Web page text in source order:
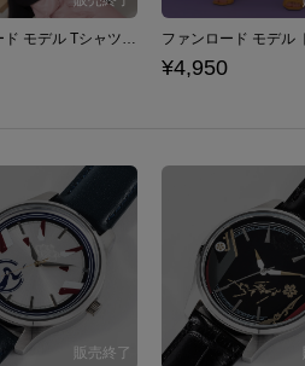
ファンロード モデル Tシャツ Fanroad
¥4,950